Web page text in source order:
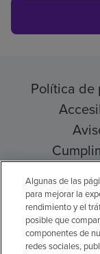
Política de
© 2026
Algunas de las
para mejorar la
rendimiento y el
posible que
componentes de
redes sociales,